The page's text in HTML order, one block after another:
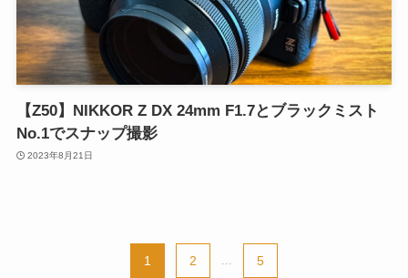
【Z50】NIKKOR Z DX 24mm F1.7とブラックミスト
No.1でスナップ撮影
2023年8月21日
1 2 5